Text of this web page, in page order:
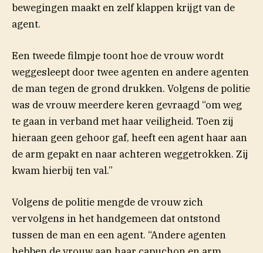
bewegingen maakt en zelf klappen krijgt van de
agent.
Een tweede filmpje toont hoe de vrouw wordt
weggesleept door twee agenten en andere agenten
de man tegen de grond drukken. Volgens de politie
was de vrouw meerdere keren gevraagd “om weg
te gaan in verband met haar veiligheid. Toen zij
hieraan geen gehoor gaf, heeft een agent haar aan
de arm gepakt en naar achteren weggetrokken. Zij
kwam hierbij ten val.”
Volgens de politie mengde de vrouw zich
vervolgens in het handgemeen dat ontstond
tussen de man en een agent. “Andere agenten